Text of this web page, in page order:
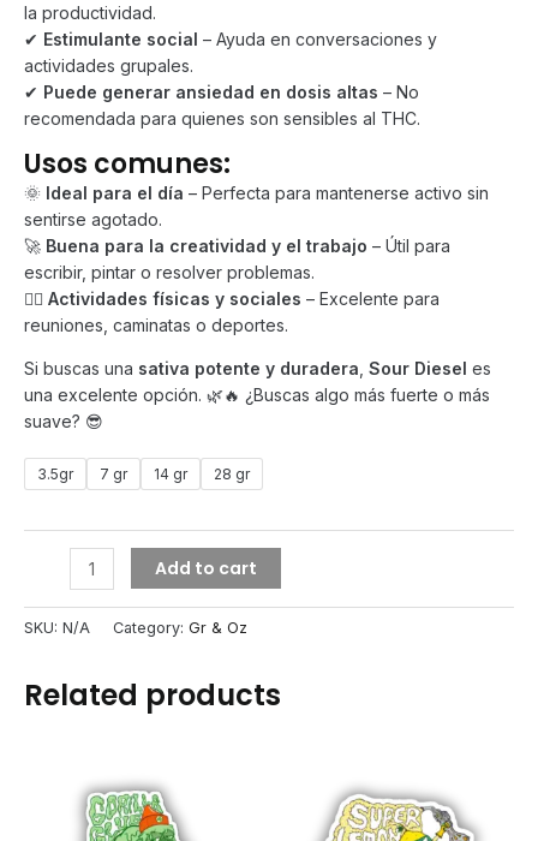
la productividad.
✔ Estimulante social – Ayuda en conversaciones y
actividades grupales.
✔ Puede generar ansiedad en dosis altas – No
recomendada para quienes son sensibles al THC.
Usos comunes:
🌞 Ideal para el día – Perfecta para mantenerse activo sin
sentirse agotado.
🚀 Buena para la creatividad y el trabajo – Útil para
escribir, pintar o resolver problemas.
🏃‍♂️ Actividades físicas y sociales – Excelente para
reuniones, caminatas o deportes.
Si buscas una sativa potente y duradera Sour Diesel es
una excelente opción. 🌿🔥 ¿Buscas algo más fuerte o más
suave? 😎
3.5gr 7 gr 14 gr 28 gr
DIESEL
quantity
Add to cart
SKU: N/A Category: Gr & Oz
Related products